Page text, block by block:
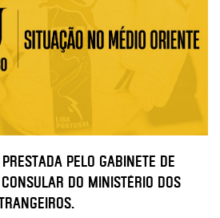
pelo Gabinete de
Consular do Ministério dos